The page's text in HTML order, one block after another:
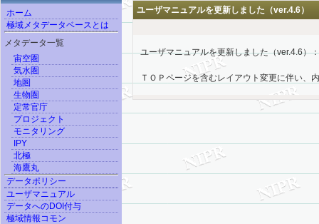
ホーム
極域メタデータベースとは
メタデータ一覧
宙空圏
気水圏
地圏
生物圏
定常官庁
プロジェクト
モニタリング
IPY
北極
海鷹丸
データポリシー
ユーザマニュアル
データへのDOI付与
極域情報コモン
ユーザマニュアルを更新しました（ver.4.6）
ユーザマニュアルを更新しました（ver.4.6）：
ＴＯＰページを含むレイアウト変更に伴い、